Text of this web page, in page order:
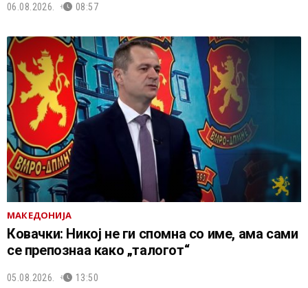
06.08.2026. 08:57
МАКЕДОНИЈА
Ковачки: Никој не ги спомна со име, ама сами
се препознаа како „талогот“
05.08.2026. 13:50